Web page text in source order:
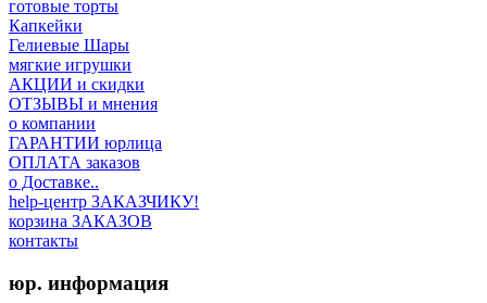
готовые торты
Капкейки
Гелиевые Шары
мягкие игрушки
АКЦИИ и скидки
ОТЗЫВЫ и мнения
о компании
ГАРАНТИИ юрлица
ОПЛАТА заказов
о Доставке..
help-центр ЗАКАЗЧИКУ!
корзина ЗАКАЗОВ
контакты
юр. информация